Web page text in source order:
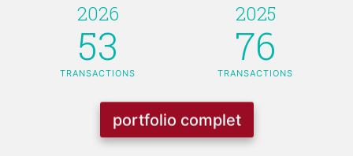
2026
53
TRANSACTIONS
2025
76
TRANSACTIONS
portfolio complet